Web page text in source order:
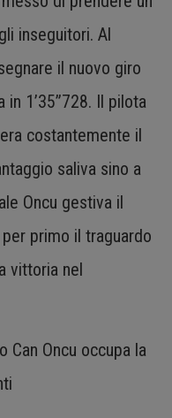
inseguitori. Al
il nuovo giro
1’35”728. Il pilota
costantemente il
saliva sino a
Oncu gestiva il
primo il traguardo
vittoria nel
Can Oncu occupa la